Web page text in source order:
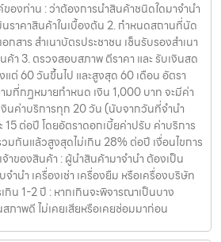
องท่าน : ว่าต้องการนำสินค้าชนิดใดมาจำนำ
นราคาสินค้าในเบื้องต้น 2. กำหนดสถานที่นัด
กสาร สำเนาบัตรประชาชน เซ็นรับรองสำเนา
ค้า 3. ตรวจสอบสภาพ ตีราคา และ รับเงินสด
แต่ 60 วันขึ้นไป และสูงสุด 60 เดือน อัตรา
มที่กฏหมายกำหนด เงิน 1,000 บาท จะมีค่า
นค่าบริการทุก 20 วัน (นับจากวันที่จำนำ
15 ต่อปี โดยอัตราดอกเบี้ยค่าปรับ ค่าบริการ
วมกันแล้วสูงสุดไม่เกิน 28% ต่อปี เงื่อนไขการ
จ้าของสินค้า : ผู้นำสินค้ามาจำนำ ต้องเป็น
จำนำ เครื่องเช่า เครื่องยืม หรือเครื่องบริษัท
กิน 1-2 ปี : หากเกินจะพิจารณาเป็นบาง
ภาพดี ไม่เคยเสียหรือเคยซ่อมมาก่อน